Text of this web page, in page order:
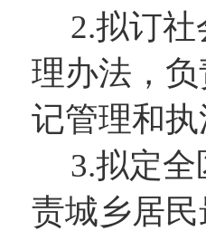
2.拟订
理办法，
记管理和执
3.拟定
责城乡居